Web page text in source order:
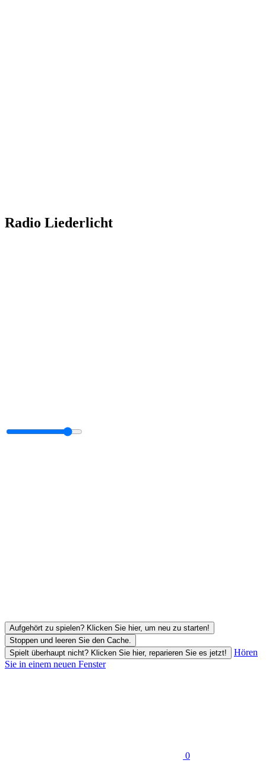
Radio Liederlicht
Aufgehört zu spielen? Klicken Sie hier, um neu zu starten!
Stoppen und leeren Sie den Cache.
Spielt überhaupt nicht? Klicken Sie hier, reparieren Sie es jetzt!
Hören
Sie in einem neuen Fenster
0